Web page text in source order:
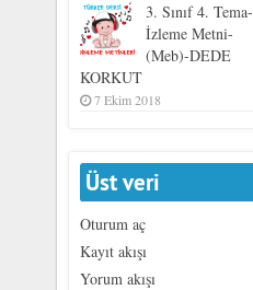
3. Sınıf 4. Tema-
İzleme Metni-
(Meb)-DEDE
KORKUT
7 Ekim 2018
Üst veri
Oturum aç
Kayıt akışı
Yorum akışı